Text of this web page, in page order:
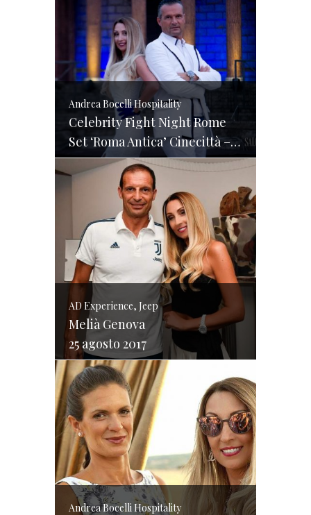
Andrea Bocelli Hospitality
Celebrity Fight Night Rome
Set ‘Roma Antica’ Cinecittà – 6/10 settembre 2017
AD Experience, Jeep
Melià Genova
25 agosto 2017
Andrea Bocelli Hospitality